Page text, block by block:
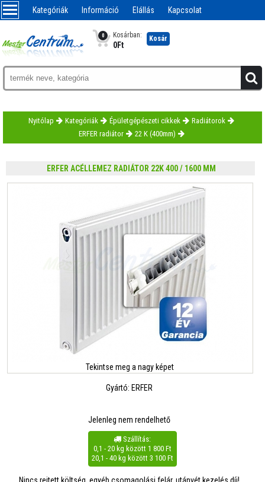
Kategóriák Információ Elállás Kapcsolat
0 Kosárban:
0Ft
Kosár
Nyitólap Kategóriák Épületgépészeti cikkek
Radiátorok
ERFER radiátor
22 K (400mm)
ERFER ACÉLLEMEZ RADIÁTOR 22K 400 / 1600 MM
Tekintse meg a nagy képet
Gyártó: ERFER
Jelenleg nem rendelhető
 Szállítás:
0,1 - 20 kg között 1 800 Ft
20,1 - 40 kg között 3 100 Ft